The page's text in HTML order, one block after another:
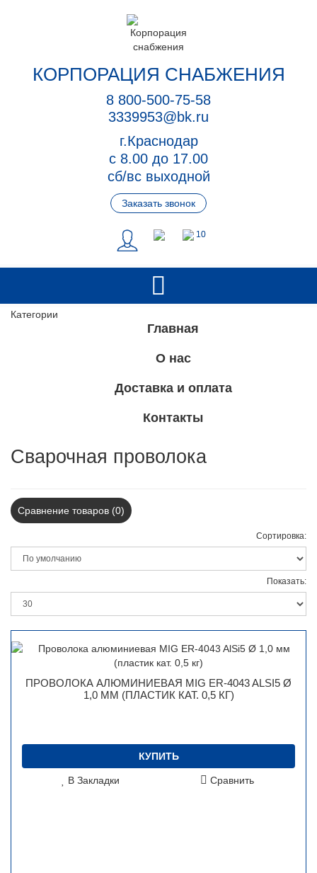
КОРПОРАЦИЯ СНАБЖЕНИЯ
8 800-500-75-58
3339953@bk.ru
г.Краснодар
с 8.00 до 17.00
сб/вс выходной
Заказать звонок
10
Категории
Главная
О нас
Доставка и оплата
Контакты
Сварочная проволока
Сравнение товаров (0)
Сортировка:
Показать:
ПРОВОЛОКА АЛЮМИНИЕВАЯ MIG ER-4043 ALSI5 Ø
1,0 ММ (ПЛАСТИК КАТ. 0,5 КГ)
КУПИТЬ
В Закладки Сравнить